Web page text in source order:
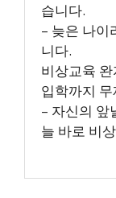
습니다.
– 늦은 나이
니다.
비상교육
입학까지
– 자신의 앞
늘 바로 비